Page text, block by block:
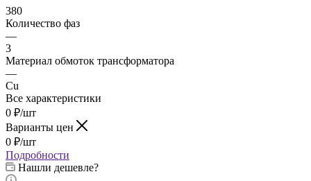
380
Количество фаз
—
3
Материал обмоток трансформатора
—
Cu
Все характеристики
0 ₽/шт
Варианты цен
0 ₽/шт
Подробности
Нашли дешевле?